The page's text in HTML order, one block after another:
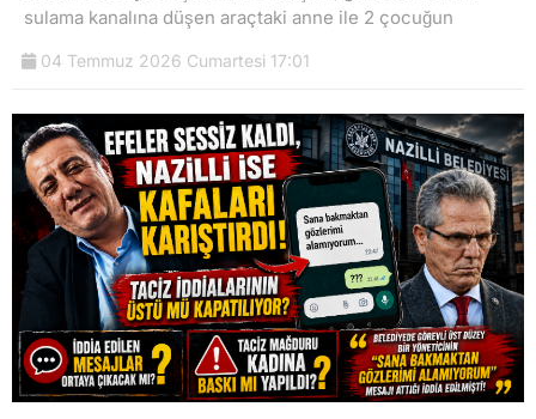
sulama kanalına düşen araçtaki anne ile 2 çocuğun
04 Temmuz 2026 Cumartesi 17:01